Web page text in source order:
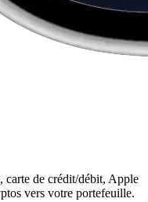
carte de crédit/débit, Apple
vers votre portefeuille.